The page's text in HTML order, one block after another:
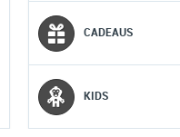
CADEAUS
KIDS